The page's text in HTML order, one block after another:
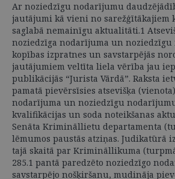
Ar noziedzīgu nodarījumu
jautājumi kā vieni no sarežģītākajiem
saglabā nemainīgu aktualitāti.1
noziedzīga nodarījuma un
kopības izpratnes un savstarpējās
jautājumiem veltīta liela vērība jau
publikācijās “Jurista Vārdā”. Raksta
pamatā pievērsīsies atsevišķa
nodarījuma un noziedzīgu
kvalifikācijas un soda noteikšanas
Senāta Krimināllietu departamenta
lēmumos paustās atziņas. Judikatūrā
tajā skaitā par Krimināllikuma
285.1 pantā paredzēto noziedzīgo
savstarpējo nošķiršanu, mudināja